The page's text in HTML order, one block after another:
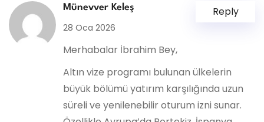
Münevver Keleş
28 Oca 2026
Merhabalar İbrahim Bey,
Altın vize programı bulunan ülkelerin
büyük bölümü yatırım karşılığında uzun
süreli ve yenilenebilir oturum izni sunar.
Reply